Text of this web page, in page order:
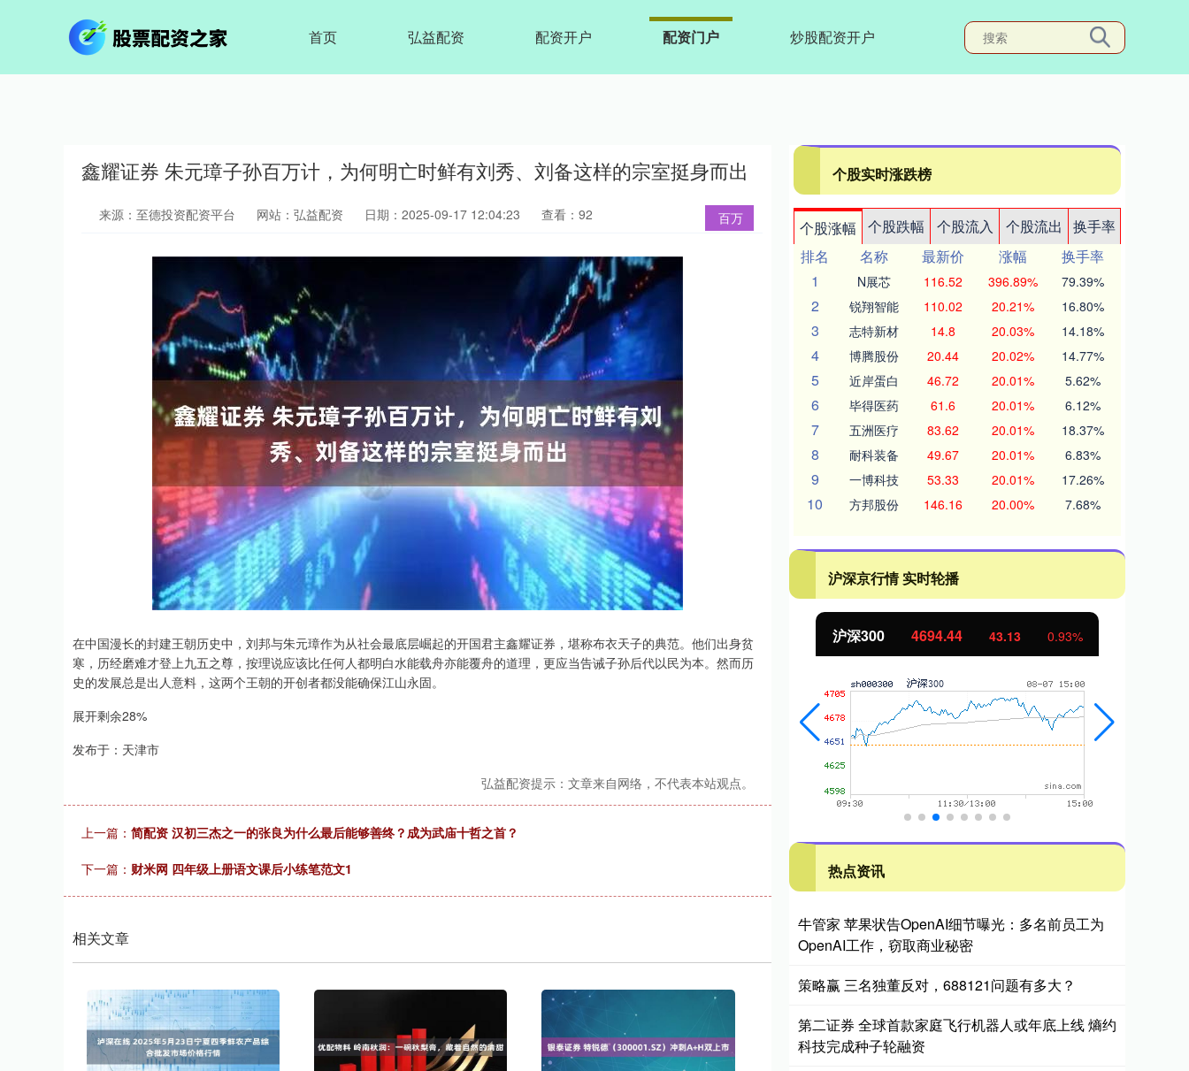
首页 弘益配资 配资开户 配资门户 炒股配资开户
鑫耀证券 朱元璋子孙百万计，为何明亡时鲜有刘秀、刘备这样的宗室挺身而出
百万
来源：至德投资配资平台 网站：弘益配资 日期：2025-09-17 12:04:23 查看：92
在中国漫长的封建王朝历史中，刘邦与朱元璋作为从社会最底层崛起的开国君主鑫耀证券，堪称布衣天子的典范。他们出身贫
寒，历经磨难才登上九五之尊，按理说应该比任何人都明白水能载舟亦能覆舟的道理，更应当告诫子孙后代以民为本。然而历
史的发展总是出人意料，这两个王朝的开创者都没能确保江山永固。
展开剩余28%
发布于：天津市
弘益配资提示：文章来自网络，不代表本站观点。
上一篇： 简配资 汉初三杰之一的张良为什么最后能够善终？成为武庙十哲之首？
下一篇： 财米网 四年级上册语文课后小练笔范文1
相关文章
个股实时涨跌榜
个股涨幅 个股跌幅 个股流入 个股流出
换手率
排名
名称 最新价 涨幅
换手率
1
N展芯 116.52 396.89% 79.39%
2 锐翔智能 110.02 20.21% 16.80%
3 志特新材 14.8 20.03% 14.18%
4 博腾股份 20.44 20.02% 14.77%
5 近岸蛋白 46.72 20.01% 5.62%
6 毕得医药 61.6 20.01% 6.12%
7 五洲医疗 83.62 20.01% 18.37%
8 耐科装备 49.67 20.01% 6.83%
9 一博科技 53.33 20.01% 17.26%
10 方邦股份 146.16 20.00% 7.68%
沪深京行情 实时轮播
2.13% 上证指数 3940.04 39.68 1.02% 深证成指 14311.01 200.89 1.42% 沪深300 4694.44 43.13 0.93%
热点资讯
牛管家 苹果状告OpenAI细节曝光：多名前员工为
OpenAI工作，窃取商业秘密
策略赢 三名独董反对，688121问题有多大？
第二证券 全球首款家庭飞行机器人或年底上线 熵约
科技完成种子轮融资